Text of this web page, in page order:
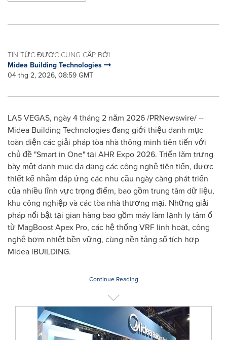
TIN TỨC ĐƯỢC CUNG CẤP BỞI
Midea Building Technologies
04 thg 2, 2026, 08:59 GMT
LAS VEGAS, ngày 4 tháng 2 năm 2026 /PRNewswire/ --
Midea Building Technologies đang giới thiệu danh mục
toàn diện các giải pháp tòa nhà thông minh tiên tiến với
chủ đề "Smart in One" tại AHR Expo 2026. Triển lãm trưng
bày một danh mục đa dạng các công nghệ tiên tiến, được
thiết kế nhằm đáp ứng các nhu cầu ngày càng phát triển
của nhiều lĩnh vực trọng điểm, bao gồm trung tâm dữ liệu,
khu công nghiệp và các tòa nhà thương mại. Những giải
pháp nổi bật tại gian hàng bao gồm máy làm lạnh ly tâm ổ
từ MagBoost Apex Pro, các hệ thống VRF linh hoạt, công
nghệ bơm nhiệt bền vững, cùng nền tảng số tích hợp
Midea iBUILDING.
Continue Reading